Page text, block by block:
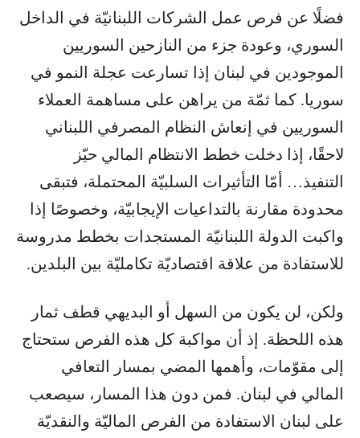
فضلًا عن فرص عمل الشركات اللبنانيّة في الداخل
السوري، وعودة جزء من النازحين السوريين
الموجودين في لبنان إذا تسارعت عجلة النمو في
سوريا. كما ثمّة من يراهن على مساهمة العملاء
السوريين في إنعاش النظام المصرفي اللبناني
لاحقًا، إذا دخلت خطط الانتظام المالي حيّز
التنفيذ… أمّا التأثيرات السلبيّة المحتملة، فتبقى
محدودة مقارنة بالتداعيات الإيجابيّة، وخصوصًا إذا
واكبت الدولة اللبنانيّة المستجدات بخطط مدروسة
للاستفادة من علاقة اقتصاديّة تكامليّة بين البلدين.
ولكن، لن يكون من السهل أو البديهي قطف ثمار
هذه اللحظة. إذ أن مواكبة كل هذه الفرص ستحتاج
إلى مقوّمات، وأهمها المضي بمسار التعافي
المالي في لبنان. فمن دون هذا المسار، سيصعب
على لبنان الاستفادة من الفرص الماليّة والنقديّة